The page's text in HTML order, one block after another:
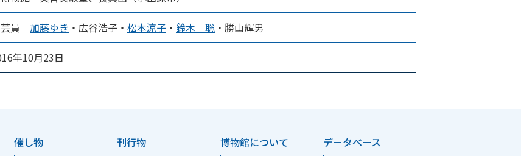
員 加藤ゆき ・広谷浩子・ 松本涼子 ・ 鈴木 聡 ・勝山輝男
年10月23日
催し物 刊行物 博物館について データベース